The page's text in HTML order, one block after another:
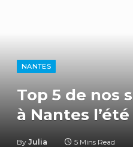
NANTES
Top 5 de nos
à Nantes l’été
By Julia 5 Mins Read